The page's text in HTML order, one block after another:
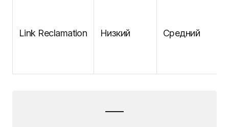
Link Reclamation Низкий Средний